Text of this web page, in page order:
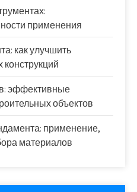
применения
как улучшить
конструкций
эффективные
объектов
применение,
материалов